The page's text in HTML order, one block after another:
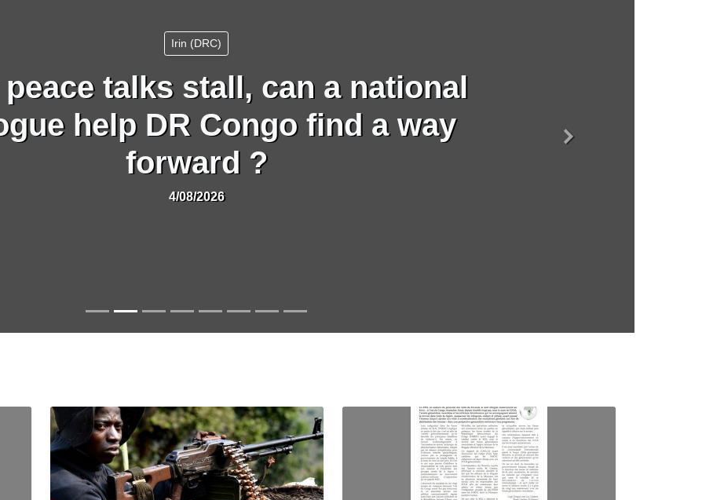
Irin (DRC)
talks stall, can a national
help DR Congo find a way
forward ?
4/08/2026
Suivant